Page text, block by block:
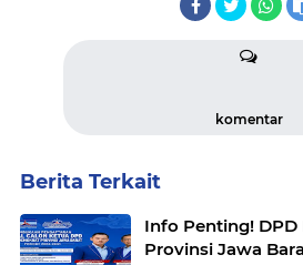
komentar
Berita Terkait
Info Penting!
Provinsi Jawa